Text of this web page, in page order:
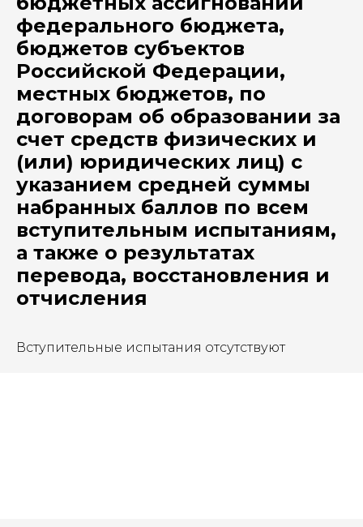
федерального бюджета,
бюджетов субъектов
Российской Федерации,
местных бюджетов, по
договорам об образовании за
счет средств физических и
(или) юридических лиц) с
указанием средней суммы
набранных баллов по всем
вступительным испытаниям,
а также о результатах
перевода, восстановления и
отчисления
Вступительные испытания отсутствуют